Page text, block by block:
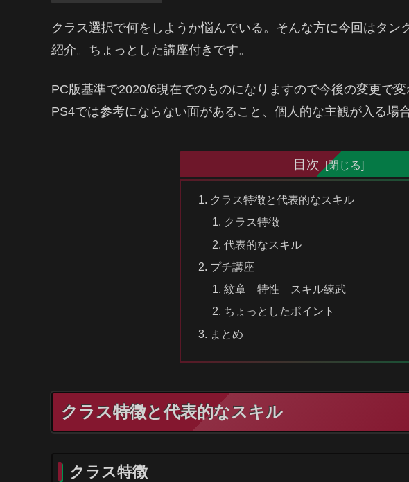
クラス選択で何をしようか悩んでいる。そんな方に今回はタン
紹介。ちょっとした講座付きです。
PC版基準で2020/6現在でのものになりますので今後の変更で
PS4では参考にならない面があること、個人的な主観が入る場
目次
クラス特徴と代表的なスキル
クラス特徴
代表的なスキル
プチ講座
紋章 特性 スキル練武
ちょっとしたポイント
まとめ
クラス特徴と代表的なスキル
クラス特徴